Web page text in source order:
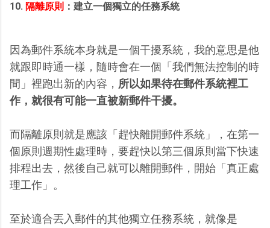
10. 隔離原則 ：建立一個獨立的任務系統
因為郵件系統本身就是一個干擾系統，我的意思是他
就跟即時通一樣，隨時會在一個「我們無法控制的時
間」裡跑出新的內容， 所以如果待在郵件系統裡工
作，就很有可能一直被新郵件干擾。
而隔離原則就是應該「趕快離開郵件系統」，在第一
個原則週期性處理時，要趕快以第三個原則當下快速
排程出去，然後自己就可以離開郵件，開始「真正處
理工作」。
至於適合丟入郵件的其他獨立任務系統，就像是